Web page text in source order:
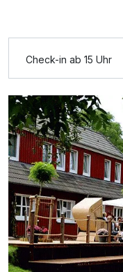
Zusatznächte
Für 2 Tage
Check-in ab 15 Uhr